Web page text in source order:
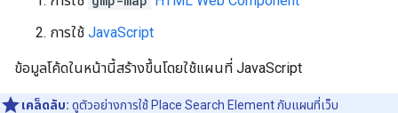
การใช้ JavaScript
ข้อมูลโค้ดในหน้านี้สร้างขึ้นโดยใช้แผนที่ JavaScript
เคล็ดลับ: ดูตัวอย่างการใช้ Place Search Element กับแผนที่เว็บ